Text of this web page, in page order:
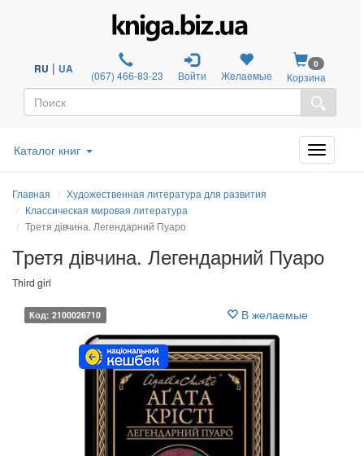
RU | UA (067) 466-83-23 Войти Желаемые
0
Корзина
Каталог книг
Главная
Художественная литература для развития
Классическая мировая литература
Третя дівчина. Легендарний Пуаро
Третя дівчина. Легендарний Пуаро
Third girl
Код: 2100026710 В желаемые